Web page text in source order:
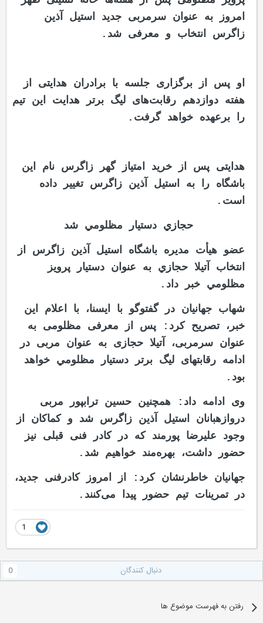
امروز به عنوان سرمربی جدید استیل آذین
زاگرس انتخاب و معرفی شد.
او پس از برگزاری جلسه با برادران هدایتی از
هفته دوازدهم رقابت‌های لیگ برتر هدایت این تیم
را برعهده خواهد گرفت.
هدایتی پس از خرید امتیاز گهر زاگرس نام این
باشگاه را به استیل آذین زاگرس تغییر داده
است.
حجازي دستيار مظلومي شد
عضو هیأت مدیره باشگاه استيل آذين زاگرس از
انتخاب آتيلا حجازي به عنوان دستيار پرويز
مظلومي خبر داد.
شهاب جهانیان در گفت‎وگو با ایسنا، با اعلام این
خبر، تصریح کرد: پس از معرفی مظلومی به
عنوان سرمربی، آتیلا حجازی به عنوان مربی در
ادامه رقابت‏های لیگ برتر دستيار مظلومي خواهد
بود.
وی ادامه داد: همچنین حسین تراب‎پور مربی
دروازه‎بانان استيل آذين زاگرس شد و کماکان از
وجود علیرضا پورمند که در کادر فنی قبلی نیز
حضور داشت، بهره‌مند خواهیم شد.
جهانیان خاطرنشان کرد: از امروز کادرفنی جدید،
در تمرینات تيم حضور پیدا می‏‌کنند.
دنبال کنندگان
رفتن به فهرست موضوع ها